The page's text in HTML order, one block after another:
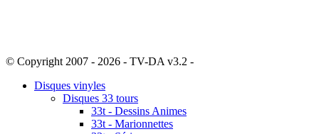
© Copyright 2007 - 2026 - TV-DA v3.2 -
Disques vinyles
Disques 33 tours
33t - Dessins Animes
33t - Marionnettes